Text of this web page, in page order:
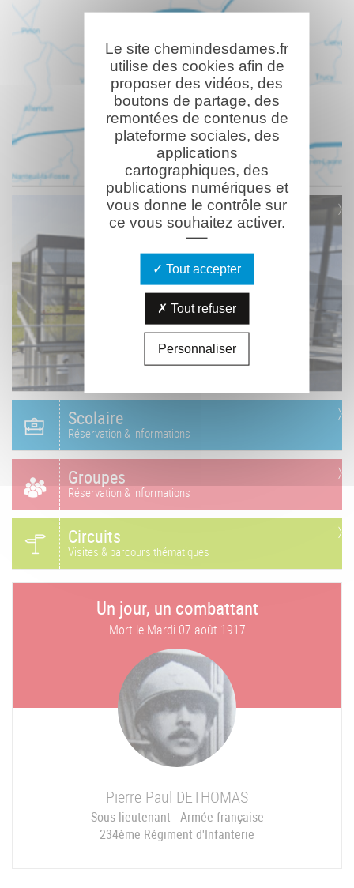
Scolaire
Réservation & informations
Groupes
Réservation & informations
Circuits
Visites & parcours thématiques
Un jour, un combattant
Mort le Mardi 07 août 1917
Pierre Paul DETHOMAS
Sous-lieutenant - Armée française
234ème Régiment d'Infanterie
Le site chemindesdames.fr
utilise des cookies afin de
proposer des vidéos, des
boutons de partage, des
remontées de contenus de
plateforme sociales, des
applications
cartographiques, des
publications numériques et
vous donne le contrôle sur
ce vous souhaitez activer.
Tout accepter
Tout refuser
Personnaliser